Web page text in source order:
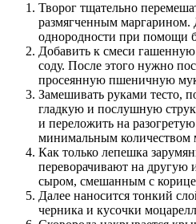
Творог тщательно
размягченным маргарином.
однородности при помощи
Добавить к смеси
соду. После этого нужно
просеянную пшеничную
Замешивать руками тесто,
гладкую и послушную
и переложить на
минимальным количеством
Как только лепешка
переворачивают на
сыром, смешанным с
Далее наносится тонкий
черника и кусочки